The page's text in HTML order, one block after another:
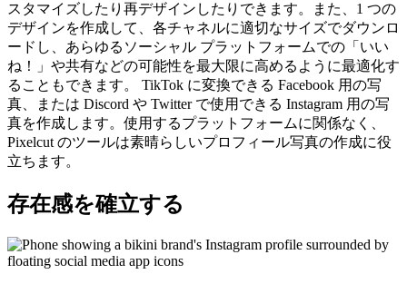
スタマイズしたり再デザインしたりできます。また、1 つの
デザインを作成して、各チャネルに適切なサイズでダウンロ
ードし、あらゆるソーシャル プラットフォームでの「いい
ね！」や共有などの可能性を最大限に高めるように最適化す
ることもできます。 TikTok に変換できる Facebook 用の写
真、または Discord や Twitter で使用できる Instagram 用の写
真を作成します。使用するプラットフォームに関係なく、
Pixelcut のツールは素晴らしいプロフィール写真の作成に役
立ちます。
存在感を確立する